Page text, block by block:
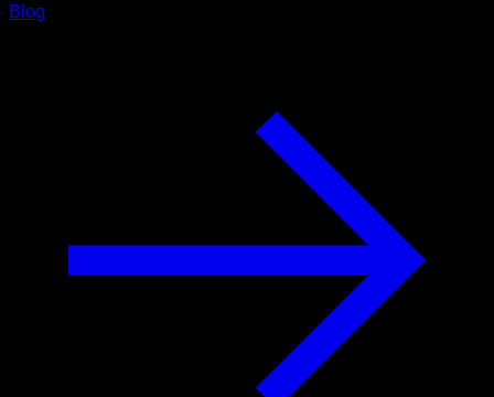
Blog